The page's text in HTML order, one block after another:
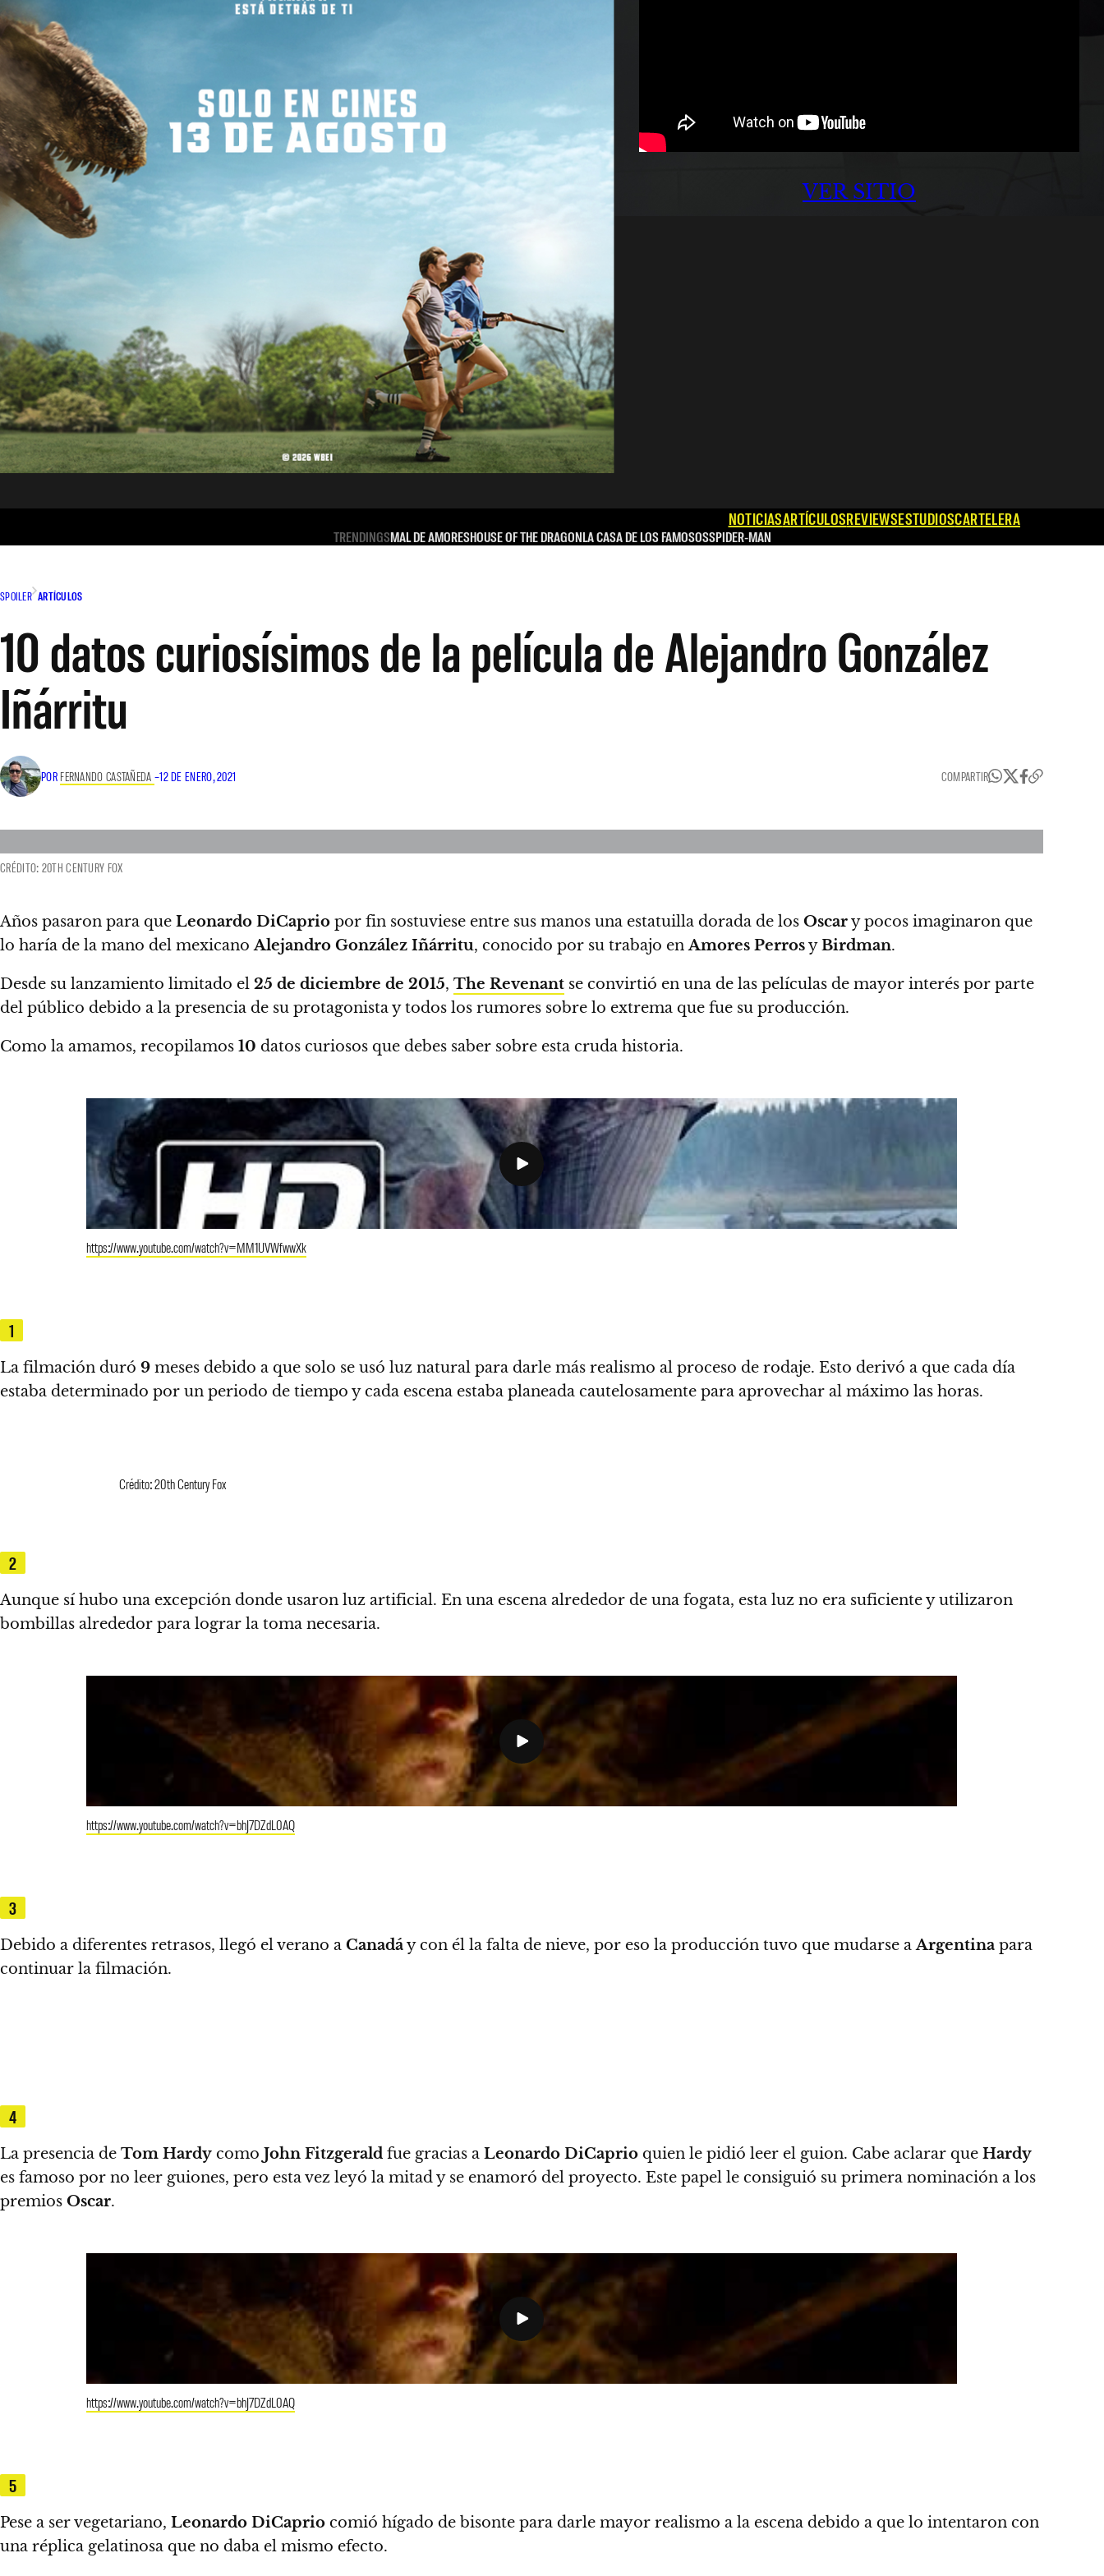
VER SITIO
NOTICIASARTÍCULOSREVIEWSESTUDIOSCARTELERA
TRENDINGSMAL DE AMORESHOUSE OF THE DRAGONLA CASA DE LOS FAMOSOSSPIDER-MAN
SPOILER ARTÍCULOS
10 datos curiosísimos de la película de Alejandro González
Iñárritu
POR FERNANDO CASTAÑEDA –12 DE ENERO, 2021 COMPARTIR
CRÉDITO: 20TH CENTURY FOX
Años pasaron para que Leonardo DiCaprio por fin sostuviese entre sus manos una estatuilla dorada de los Oscary pocos imaginaron que
lo haría de la mano del mexicanoAlejandro González Iñárritu, conocido por su trabajo enAmores PerrosyBirdman.
Desde su lanzamiento limitado el 25 de diciembre de 2015, The Revenant se convirtió en una de las películas de mayor interés por parte
del público debido a la presencia de su protagonistay todos los rumores sobre lo extrema que fue su producción.
Como la amamos, recopilamos 10 datos curiosos que debes saber sobre esta cruda historia.
https://www.youtube.com/watch?v=MM1UVWfwwXk
1
La filmación duró 9 meses debido a que solo se usó luz natural para darle más realismo al proceso de rodaje. Esto derivó a que cada día
estaba determinado por un periodo de tiempo y cada escena estaba planeada cautelosamente para aprovechar al máximo las horas.
Crédito: 20th Century Fox
2
Aunque sí hubo una excepción donde usaron luz artificial. En una escena alrededor de una fogata, esta luz no era suficiente y utilizaron
bombillas alrededor para lograr la toma necesaria.
https://www.youtube.com/watch?v=bhJ7DZdL0AQ
3
Debido a diferentes retrasos, llegó el verano a Canadáy con él la falta de nieve, por eso la producción tuvo que mudarse aArgentina para
continuar la filmación.
4
La presencia de Tom Hardy como John Fitzgerald fue gracias a Leonardo DiCaprio quien le pidió leer el guion. Cabe aclarar que Hardy
es famoso por no leer guiones, pero esta vez leyó la mitad y se enamoró del proyecto. Este papel le consiguió su primera nominación a los
premios Oscar.
https://www.youtube.com/watch?v=bhJ7DZdL0AQ
5
Pese a ser vegetariano, Leonardo DiCaprio comió hígado de bisonte para darle mayor realismo a la escena debido a que lo intentaron con
una réplica gelatinosa que no daba el mismo efecto.